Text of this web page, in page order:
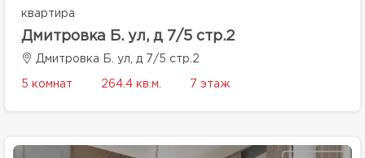
квартира
Дмитровка Б. ул, д 7/5 стр.2
Дмитровка Б. ул, д 7/5 стр.2
5 комнат 264.4 кв.м. 7 этаж